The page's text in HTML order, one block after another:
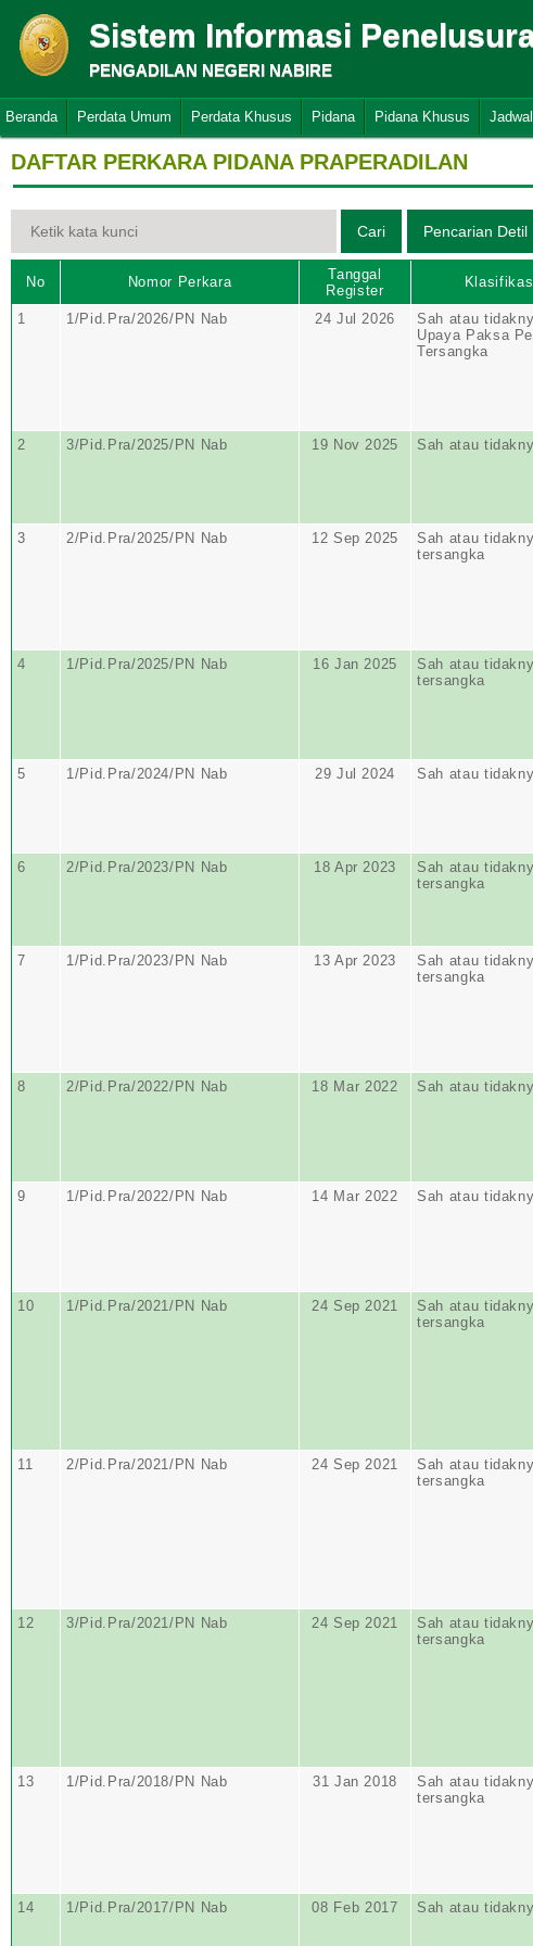
Sistem Informasi
PENGADILAN NEGERI NABIRE
Beranda Perdata Umum Perdata Khusus Pidana Pidana Khusus
DAFTAR PERKARA PIDANA PRAPERADILAN
No Nomor Perkara
Tanggal
Register
1 1/Pid.Pra/2026/PN Nab 24 Jul 2026
Sah atau
Upaya Paksa
Tersangka
2 3/Pid.Pra/2025/PN Nab 19 Nov 2025 Sah atau
3 2/Pid.Pra/2025/PN Nab 12 Sep 2025
Sah atau
tersangka
4 1/Pid.Pra/2025/PN Nab 16 Jan 2025
Sah atau
tersangka
5 1/Pid.Pra/2024/PN Nab 29 Jul 2024 Sah atau
6 2/Pid.Pra/2023/PN Nab 18 Apr 2023
Sah atau
tersangka
7 1/Pid.Pra/2023/PN Nab 13 Apr 2023
Sah atau
tersangka
8 2/Pid.Pra/2022/PN Nab 18 Mar 2022 Sah atau
9 1/Pid.Pra/2022/PN Nab 14 Mar 2022 Sah atau
10 1/Pid.Pra/2021/PN Nab 24 Sep 2021
Sah atau
tersangka
11 2/Pid.Pra/2021/PN Nab 24 Sep 2021
Sah atau
tersangka
12 3/Pid.Pra/2021/PN Nab 24 Sep 2021
Sah atau
tersangka
13 1/Pid.Pra/2018/PN Nab 31 Jan 2018
Sah atau
tersangka
14 1/Pid.Pra/2017/PN Nab 08 Feb 2017 Sah atau